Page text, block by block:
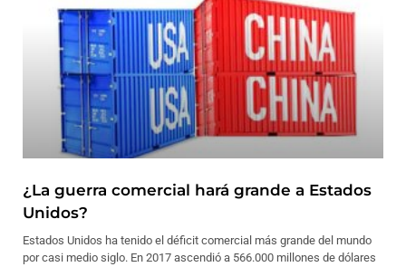
¿La guerra comercial hará grande a Estados
Unidos?
Estados Unidos ha tenido el déficit comercial más grande del mundo
por casi medio siglo. En 2017 ascendió a 566.000 millones de dólares